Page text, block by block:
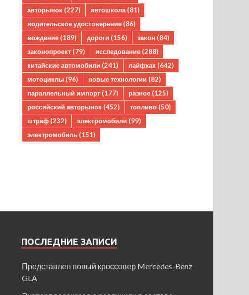
авторынок (227) автошкола (81)
водительское удостоверение (86)
вождение (189) дороги (156) закон (84)
законопроект (79) исследование (288)
китайские автомобили (241) лайфхак (642)
мотоциклы (96) новые технологии (82)
параллельный импорт (177) разное (125)
российский авторынок (452) топливо (50)
штраф (232) электромобили (99)
электромобиль (151)
ПОСЛЕДНИЕ ЗАПИСИ
Представлен новый кроссовер Mercedes-Benz
GLA